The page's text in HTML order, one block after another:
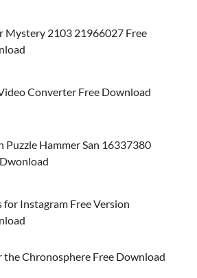
Mystery 2103 21966027 Free
Converter Free Download
Puzzle Hammer San 16337380
for Instagram Free Version
the Chronosphere Free Download